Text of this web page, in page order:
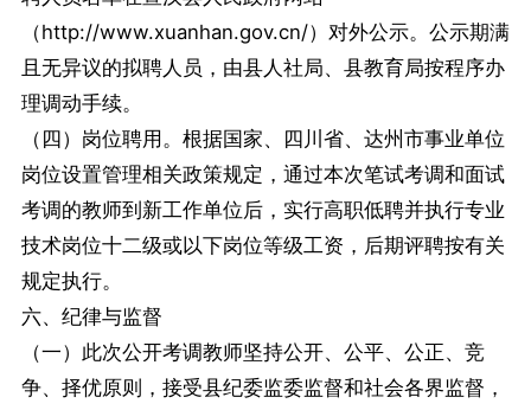
（http://www.xuanhan.gov.cn/）对外公示。公示期满
且无异议的拟聘人员，由县人社局、县教育局按程序办
理调动手续。
（四）岗位聘用。根据国家、四川省、达州市事业单位
岗位设置管理相关政策规定，通过本次笔试考调和面试
考调的教师到新工作单位后，实行高职低聘并执行专业
技术岗位十二级或以下岗位等级工资，后期评聘按有关
规定执行。
六、纪律与监督
（一）此次公开考调教师坚持公开、公平、公正、竞
争、择优原则，接受县纪委监委监督和社会各界监督，